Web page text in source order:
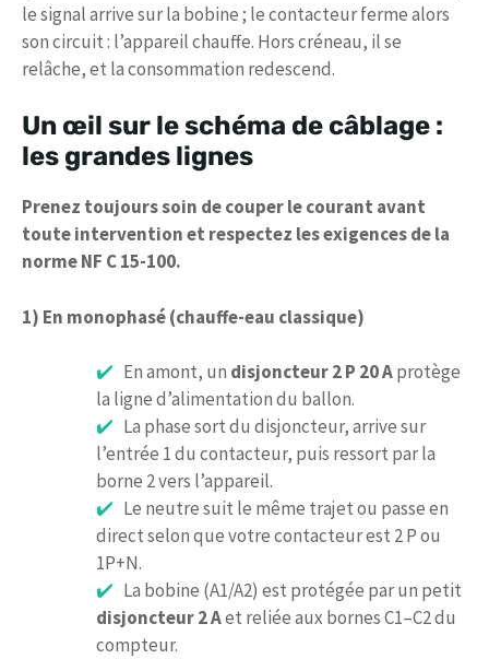
le signal arrive sur la bobine ; le contacteur ferme alors
son circuit : l’appareil chauffe. Hors créneau, il se
relâche, et la consommation redescend.
Un œil sur le schéma de câblage :
les grandes lignes
Prenez toujours soin de couper le courant avant
toute intervention et respectez les exigences de la
norme NF C 15-100.
1) En monophasé (chauffe-eau classique)
En amont, un disjoncteur 2 P 20 Aprotège
la ligne d’alimentation du ballon.
La phase sort du disjoncteur, arrive sur
l’entrée 1 du contacteur, puis ressort par la
borne 2 vers l’appareil.
Le neutre suit le même trajet ou passe en
direct selon que votre contacteur est 2 P ou
1P+N.
La bobine (A1/A2) est protégée par un petit
disjoncteur 2 Aet reliée aux bornes C1–C2 du
compteur.